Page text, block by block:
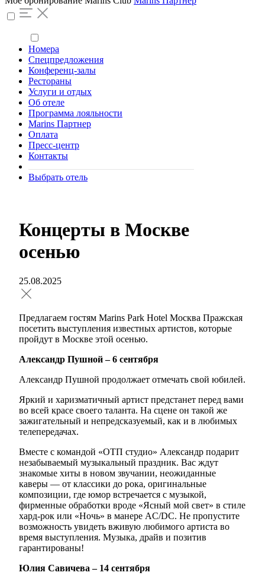
Номера
Спецпредложения
Конференц-залы
Рестораны
Услуги и отдых
Об отеле
Программа лояльности
Marins Партнер
Оплата
Пресс-центр
Контакты
Выбрать отель
Концерты в Москве
осенью
25.08.2025
Предлагаем гостям Marins Park Hotel Москва Пражская
посетить выступления известных артистов, которые
пройдут в Москве этой осенью.
Александр Пушной – 6 сентября
Александр Пушной продолжает отмечать свой юбилей.
Яркий и харизматичный артист предстанет перед вами
во всей красе своего таланта. На сцене он такой же
зажигательный и непредсказуемый, как и в любимых
телепередачах.
Вместе с командой «ОТП студио» Александр подарит
незабываемый музыкальный праздник. Вас ждут
знакомые хиты в новом звучании, неожиданные
каверы — от классики до рока, оригинальные
композиции, где юмор встречается с музыкой,
фирменные обработки вроде «Ясный мой свет» в стиле
хард-рок или «Ночь» в манере AC/DC. Не пропустите
возможность увидеть вживую любимого артиста во
время выступления. Музыка, драйв и позитив
гарантированы!
Юлия Савичева – 14 сентября